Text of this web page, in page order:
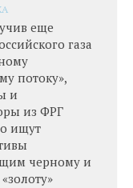
еще
газа
потоку»,
и
из ФРГ
ищут
черному и